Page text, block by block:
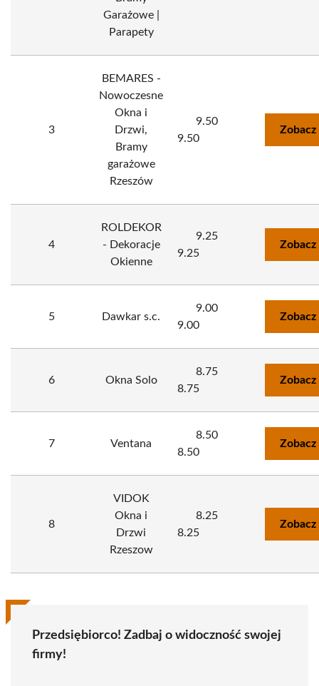
Garażowe |
Parapety
3
BEMARES -
Nowoczesne
Okna i
Drzwi,
Bramy
garażowe
Rzeszów
9.50
9.50
Zobacz
4
ROLDEKOR
- Dekoracje
Okienne
9.25
9.25
Zobacz
5 Dawkar s.c.
9.00
9.00
Zobacz
6 Okna Solo
8.75
8.75
Zobacz
7 Ventana
8.50
8.50
Zobacz
8
VIDOK
Okna i
Drzwi
Rzeszow
8.25
8.25
Zobacz
Przedsiębiorco! Zadbaj o widoczność swojej
firmy!